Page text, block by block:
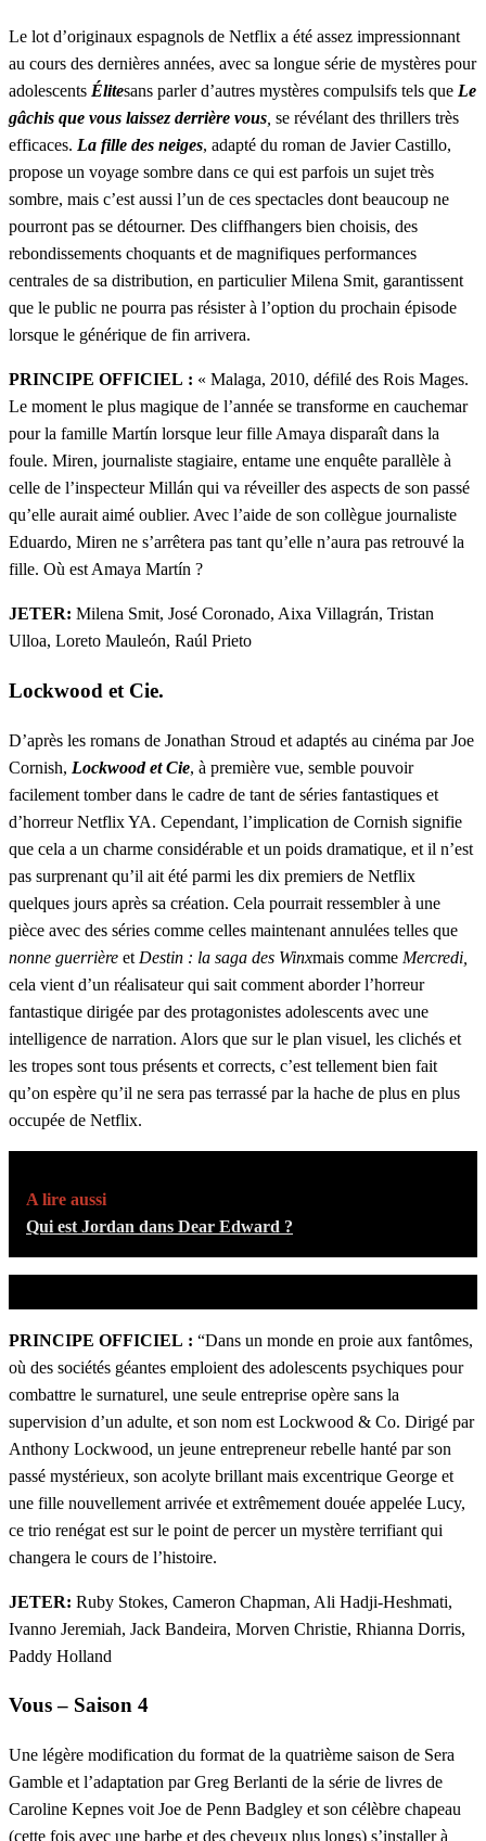
Le lot d’originaux espagnols de Netflix a été assez impressionnant
au cours des dernières années, avec sa longue série de mystères pour
adolescents Élitesans parler d’autres mystères compulsifs tels que Le
gâchis que vous laissez derrière vous se révélant des thrillers très
efficaces. La fille des neiges, adapté du roman de Javier Castillo,
propose un voyage sombre dans ce qui est parfois un sujet très
sombre, mais c’est aussi l’un de ces spectacles dont beaucoup ne
pourront pas se détourner. Des cliffhangers bien choisis, des
rebondissements choquants et de magnifiques performances
centrales de sa distribution, en particulier Milena Smit, garantissent
que le public ne pourra pas résister à l’option du prochain épisode
lorsque le générique de fin arrivera.
PRINCIPE OFFICIEL : « Malaga, 2010, défilé des Rois Mages.
Le moment le plus magique de l’année se transforme en cauchemar
pour la famille Martín lorsque leur fille Amaya disparaît dans la
foule. Miren, journaliste stagiaire, entame une enquête parallèle à
celle de l’inspecteur Millán qui va réveiller des aspects de son passé
qu’elle aurait aimé oublier. Avec l’aide de son collègue journaliste
Eduardo, Miren ne s’arrêtera pas tant qu’elle n’aura pas retrouvé la
fille. Où est Amaya Martín ?
JETER: Milena Smit, José Coronado, Aixa Villagrán, Tristan
Ulloa, Loreto Mauleón, Raúl Prieto
Lockwood et Cie.
D’après les romans de Jonathan Stroud et adaptés au cinéma par Joe
Cornish, Lockwood et Cie, à première vue, semble pouvoir
facilement tomber dans le cadre de tant de séries fantastiques et
d’horreur Netflix YA. Cependant, l’implication de Cornish signifie
que cela a un charme considérable et un poids dramatique, et il n’est
pas surprenant qu’il ait été parmi les dix premiers de Netflix
quelques jours après sa création. Cela pourrait ressembler à une
pièce avec des séries comme celles maintenant annulées telles que
nonne guerrière et Destin : la saga des Winxmais comme Mercredi,
cela vient d’un réalisateur qui sait comment aborder l’horreur
fantastique dirigée par des protagonistes adolescents avec une
intelligence de narration. Alors que sur le plan visuel, les clichés et
les tropes sont tous présents et corrects, c’est tellement bien fait
qu’on espère qu’il ne sera pas terrassé par la hache de plus en plus
occupée de Netflix.
A lire aussi
Qui est Jordan dans Dear Edward ?
PRINCIPE OFFICIEL : “Dans un monde en proie aux fantômes,
où des sociétés géantes emploient des adolescents psychiques pour
combattre le surnaturel, une seule entreprise opère sans la
supervision d’un adulte, et son nom est Lockwood & Co. Dirigé par
Anthony Lockwood, un jeune entrepreneur rebelle hanté par son
passé mystérieux, son acolyte brillant mais excentrique George et
une fille nouvellement arrivée et extrêmement douée appelée Lucy,
ce trio renégat est sur le point de percer un mystère terrifiant qui
changera le cours de l’histoire.
JETER: Ruby Stokes, Cameron Chapman, Ali Hadji-Heshmati,
Ivanno Jeremiah, Jack Bandeira, Morven Christie, Rhianna Dorris,
Paddy Holland
Vous – Saison 4
Une légère modification du format de la quatrième saison de Sera
Gamble et l’adaptation par Greg Berlanti de la série de livres de
Caroline Kepnes voit Joe de Penn Badgley et son célèbre chapeau
(cette fois avec une barbe et des cheveux plus longs) s’installer à